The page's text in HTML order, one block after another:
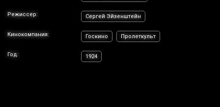
Режиссер: Сергей Эйзенштейн
Кинокомпания: Госкино Пролеткульт
Год: 1924